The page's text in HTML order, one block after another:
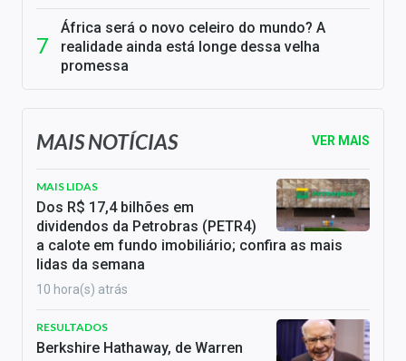
África será o novo celeiro do mundo? A
realidade ainda está longe dessa velha
promessa
MAIS NOTÍCIAS VER MAIS
MAIS LIDAS
Dos R$ 17,4 bilhões em
dividendos da Petrobras (PETR4)
a calote em fundo imobiliário; confira as mais
lidas da semana
10 hora(s) atrás
RESULTADOS
Berkshire Hathaway, de Warren